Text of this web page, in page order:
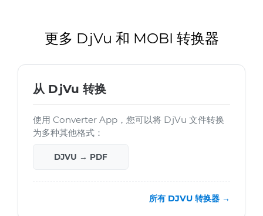
更多 DjVu 和 MOBI 转换器
从 DjVu 转换
使用 Converter App，您可以将 DjVu 文件转换
为多种其他格式：
DJVU → PDF
所有 DJVU 转换器 →